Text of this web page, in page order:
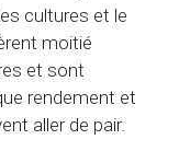
cultures et le
moitié
et sont
rendement et
aller de pair.